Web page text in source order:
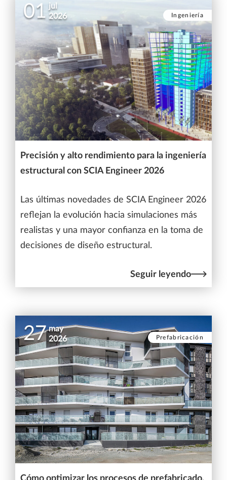
01 jul
2026
Ingeniería
Precisión y alto rendimiento para la ingeniería
estructural con SCIA Engineer 2026
Las últimas novedades de SCIA Engineer 2026
reflejan la evolución hacia simulaciones más
realistas y una mayor confianza en la toma de
decisiones de diseño estructural.
Seguir leyendo
27 may
2026
Prefabricación